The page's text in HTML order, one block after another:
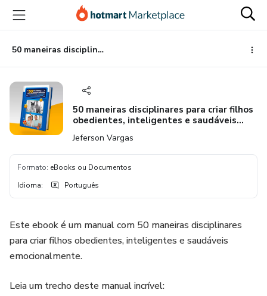
para
conteúdo
principal
para
pagamento
para
rodapé
50 maneiras disciplinares para criar filhos obedientes, inteligentes e saudáveis emocionalmente.
50 maneiras disciplinares para criar filhos
obedientes, inteligentes e saudáveis
Jeferson Vargas
Formato: eBooks ou Documentos
Idioma: Português
Este ebook é um manual com 50 maneiras disciplinares
para criar filhos obedientes, inteligentes e saudáveis
emocionalmente.
Leia um trecho deste manual incrível: